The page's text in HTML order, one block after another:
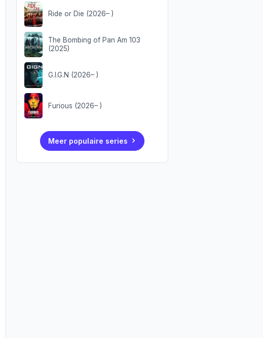
Ride or Die (2026– )
The Bombing of Pan Am 103
(2025)
G.I.G.N (2026– )
Furious (2026– )
Meer populaire series